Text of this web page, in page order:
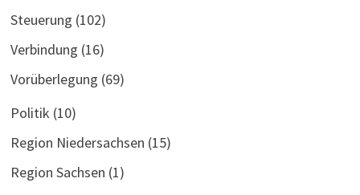
Steuerung (102)
Verbindung (16)
Vorüberlegung (69)
Politik (10)
Region Niedersachsen (15)
Region Sachsen (1)